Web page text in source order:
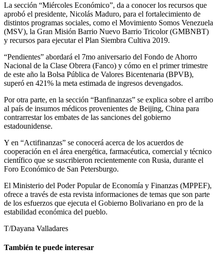
La sección “Miércoles Económico”, da a conocer los recursos que
aprobó el presidente, Nicolás Maduro, para el fortalecimiento de
distintos programas sociales, como el Movimiento Somos Venezuela
(MSV), la Gran Misión Barrio Nuevo Barrio Tricolor (GMBNBT)
y recursos para ejecutar el Plan Siembra Cultiva 2019.
“Pendientes” abordará el 7mo aniversario del Fondo de Ahorro
Nacional de la Clase Obrera (Fanco) y cómo en el primer trimestre
de este año la Bolsa Pública de Valores Bicentenaria (BPVB),
superó en 421% la meta estimada de ingresos devengados.
Por otra parte, en la sección “Banfinanzas” se explica sobre el arribo
al país de insumos médicos provenientes de Beijing, China para
contrarrestar los embates de las sanciones del gobierno
estadounidense.
Y en “Actifinanzas” se conocerá acerca de los acuerdos de
cooperación en el área energética, farmacéutica, comercial y técnico
científico que se suscribieron recientemente con Rusia, durante el
Foro Económico de San Petersburgo.
El Ministerio del Poder Popular de Economía y Finanzas (MPPEF),
ofrece a través de esta revista informaciones de temas que son parte
de los esfuerzos que ejecuta el Gobierno Bolivariano en pro de la
estabilidad económica del pueblo.
T/Dayana Valladares
También te puede interesar